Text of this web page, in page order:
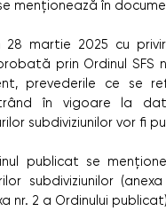
menționează în
28 martie 2025 cu
prin Ordinul SFS
prevederile ce se
în vigoare la
subdiviziunilor vor fi
publicat se
subdiviziunilor
nr. 2 a Ordinului